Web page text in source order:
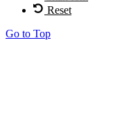
Reset
Go to Top